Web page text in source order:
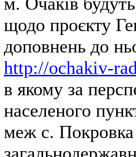
щодо проєкту
доповнень до
http://ochakiv-
в якому за
населеного
меж с.